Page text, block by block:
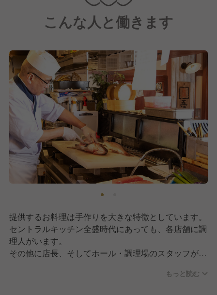
さらに、私たちの経営理念は"利他の心 三方良し"。
お客様はもちろんのことお取引様・従業員様の三者が
幸せになれるような組織を目指しています。
こんな人と働きます
提供するお料理は手作りを大きな特徴としています。
セントラルキッチン全盛時代にあっても、各店舗に調
理人がいます。
その他に店長、そしてホール・調理場のスタッフがお
もっと読む